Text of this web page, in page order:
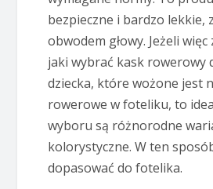
bezpieczne i bardzo lekkie,
obwodem głowy. Jeżeli
jaki wybrać kask rowerowy
dziecka, które wożone jest
rowerowe w foteliku, to
wyboru są różnorodne
kolorystyczne. W ten
dopasować do fotelika.